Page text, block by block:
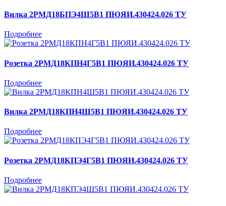
Вилка 2РМД18БПЭ4Ш5В1 ПЮЯИ.430424.026 ТУ
Подробнее
Розетка 2РМД18КПН4Г5В1 ПЮЯИ.430424.026 ТУ
Подробнее
Вилка 2РМД18КПН4Ш5В1 ПЮЯИ.430424.026 ТУ
Подробнее
Розетка 2РМД18КПЭ4Г5В1 ПЮЯИ.430424.026 ТУ
Подробнее